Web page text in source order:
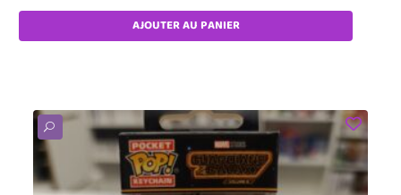
AJOUTER AU PANIER
U